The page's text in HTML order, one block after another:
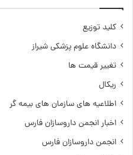
کلید توزیع
دانشگاه علوم پزشکی شیراز
تغییر قیمت ها
ریکال
اطلاعیه های سازمان های بیمه گر
اخبار انجمن داروسازان فارس
انجمن داروسازان فارس